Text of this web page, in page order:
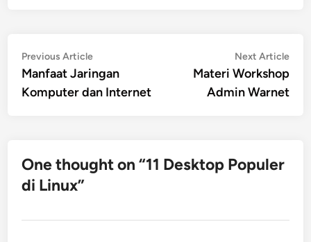
Post
navigation
Previous ArticlePrevious
article:
Manfaat Jaringan
Komputer dan Internet
Next Article
Materi Workshop
Admin Warnet
One thought on “11 Desktop Populer
di Linux”